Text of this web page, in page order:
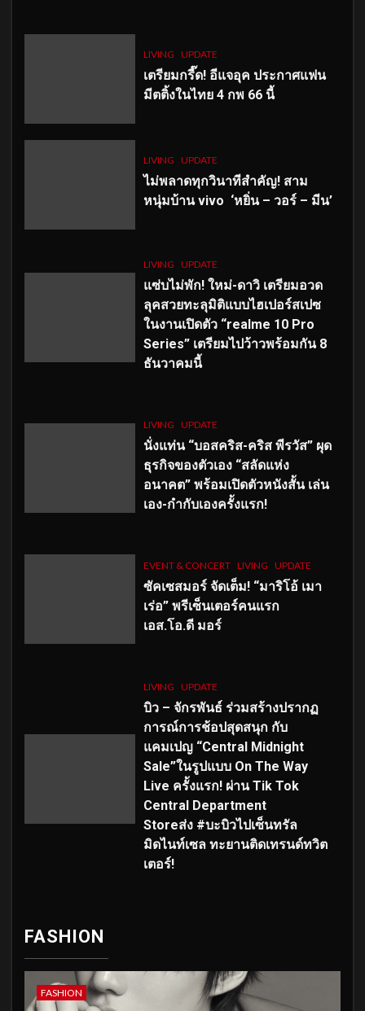
LIVING UPDATE
เตรียมกรี๊ด! อีแจอุค ประกาศแฟน
มีตติ้งในไทย 4 กพ 66 นี้
LIVING UPDATE
ไม่พลาดทุกวินาทีสำคัญ! สาม
หนุ่มบ้าน vivo ‘หยิ่น – วอร์ – มีน’
LIVING UPDATE
แซ่บไม่พัก! ใหม่-ดาวิ เตรียมอวด
ลุคสวยทะลุมิติแบบไฮเปอร์สเปซ
ในงานเปิดตัว “realme 10 Pro
Series” เตรียมไปว้าวพร้อมกัน 8
ธันวาคมนี้
LIVING UPDATE
นั่งแท่น “บอสคริส-คริส พีรวัส” ผุด
ธุรกิจของตัวเอง “สลัดแห่ง
อนาคต” พร้อมเปิดตัวหนังสั้น เล่น
เอง-กำกับเองครั้งแรก!
EVENT & CONCERT LIVING UPDATE
ซัคเซสมอร์ จัดเต็ม! “มาริโอ้ เมา
เร่อ” พรีเซ็นเตอร์คนแรก
เอส.โอ.ดี มอร์
LIVING UPDATE
บิว – จักรพันธ์ ร่วมสร้างปรากฏ
การณ์การช้อปสุดสนุก กับ
แคมเปญ “Central Midnight
Sale”ในรูปแบบ On The Way
Live ครั้งแรก! ผ่าน Tik Tok
Central Department
Storeส่ง #บะบิวไปเซ็นทรัล
มิดไนท์เซล ทะยานติดเทรนด์ทวิต
เตอร์!
FASHION
FASHION